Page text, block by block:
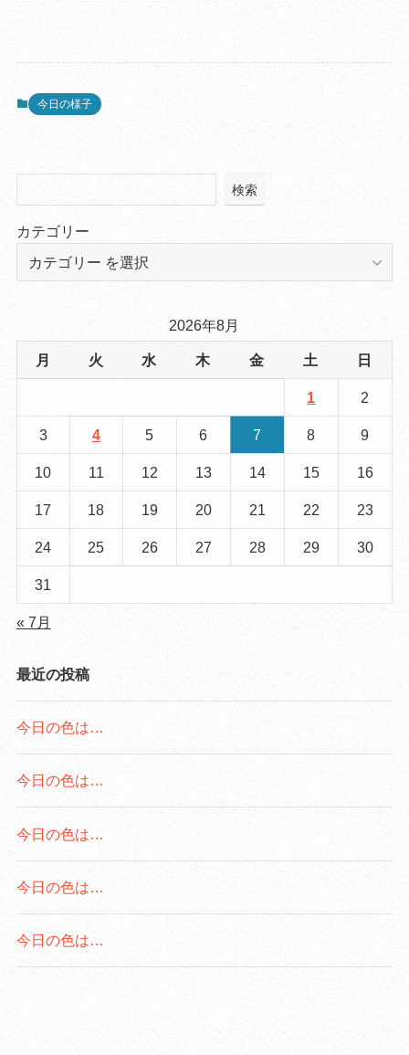
今日の様子
検索
カテゴリー
2026年8月
月 火 水 木 金 土 日
1 2
3 4 5 6 7 8 9
10 11 12 13 14 15 16
17 18 19 20 21 22 23
24 25 26 27 28 29 30
31
« 7月
最近の投稿
今日の色は…
今日の色は…
今日の色は…
今日の色は…
今日の色は…